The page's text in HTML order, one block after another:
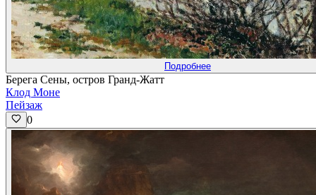
Подробнее
Берега Сены, остров Гранд-Жатт
Клод Моне
Пейзаж
0